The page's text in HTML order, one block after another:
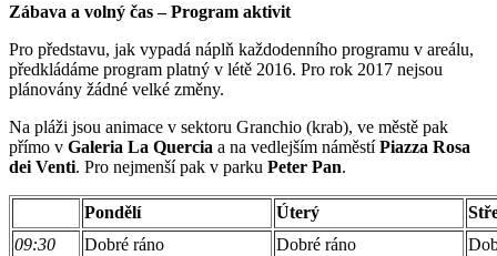
Zábava a volný čas – Program aktivit
Pro představu, jak vypadá náplň každodenního programu v areálu,
předkládáme program platný v létě 2016. Pro rok 2017 nejsou
plánovány žádné velké změny.
Na pláži jsou animace v sektoru Granchio (krab), ve městě pak
přímo v Galeria La Quercia a na vedlejším náměstíPiazza Rosa
dei Venti. Pro nejmenší pak v parku Peter Pan.
Pondělí Úterý
09:30
Dobré ráno Dobré ráno